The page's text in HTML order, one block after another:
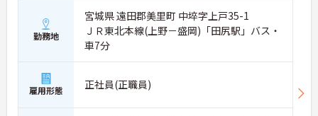
勤務地
宮城県 遠田郡美里町 中埣字上戸35-1
ＪＲ東北本線(上野－盛岡)「田尻駅」バス・
車7分
雇用形態 正社員(正職員)